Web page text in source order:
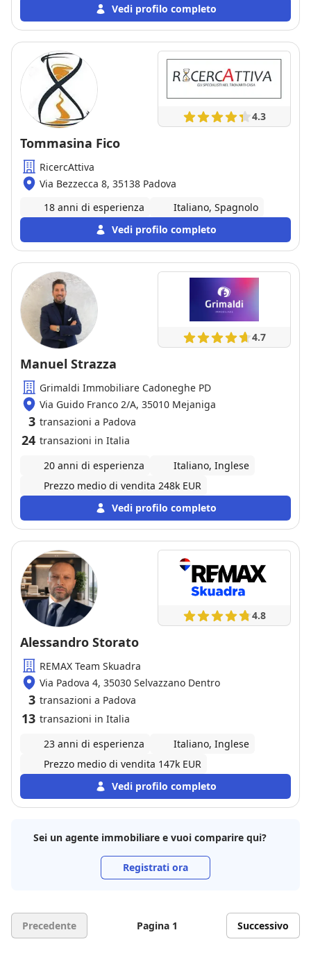
rendendo la compravendita semplice e serena.
Esperienza molto positiva.
Vedi profilo completo
4.3
Tommasina Fico
RicercAttiva
Via Bezzecca 8, 35138 Padova
18 anni di esperienza
Italiano, Spagnolo
Vedi profilo completo
4.7
Manuel Strazza
Grimaldi Immobiliare Cadoneghe PD
Via Guido Franco 2/A, 35010 Mejaniga
3 transazioni a Padova
24 transazioni in Italia
20 anni di esperienza
Italiano, Inglese
Prezzo medio di vendita 248k EUR
Vedi profilo completo
4.8
Alessandro Storato
REMAX Team Skuadra
Via Padova 4, 35030 Selvazzano Dentro
3 transazioni a Padova
13 transazioni in Italia
23 anni di esperienza
Italiano, Inglese
Prezzo medio di vendita 147k EUR
Vedi profilo completo
Sei un agente immobiliare e vuoi comparire qui?
Registrati ora
Precedente Pagina 1 Successivo